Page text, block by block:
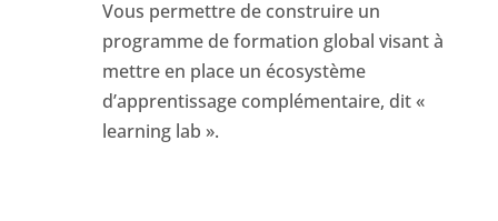
Vous permettre de construire un
programme de formation global visant à
mettre en place un écosystème
d’apprentissage complémentaire, dit «
learning lab ».